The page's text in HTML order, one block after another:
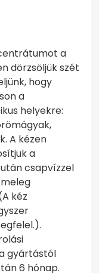
a
dörzsöljük szét
hogy
a
helyekre:
A kézen
a
csapvízzel
kéz
gyártástól
6 hónap.